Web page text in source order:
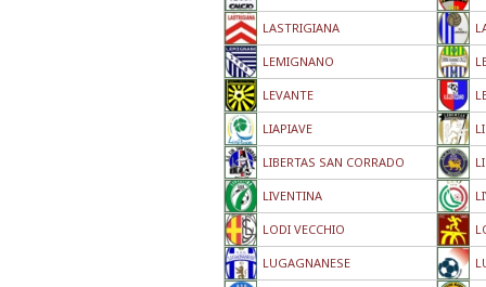
LASTRIGIANA
LEMIGNANO
LEVANTE
LIAPIAVE
LIBERTAS SAN CORRADO
LIVENTINA
LODI VECCHIO
LUGAGNANESE